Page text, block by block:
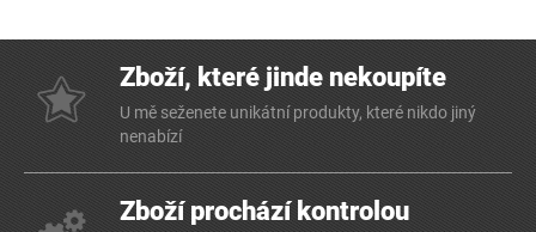
Zboží, které jinde nekoupíte
U mě seženete unikátní produkty, které nikdo jiný
nenabízí
Zboží prochází kontrolou